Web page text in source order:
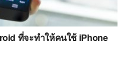
ที่จะทำให้คนใช้ iPhone